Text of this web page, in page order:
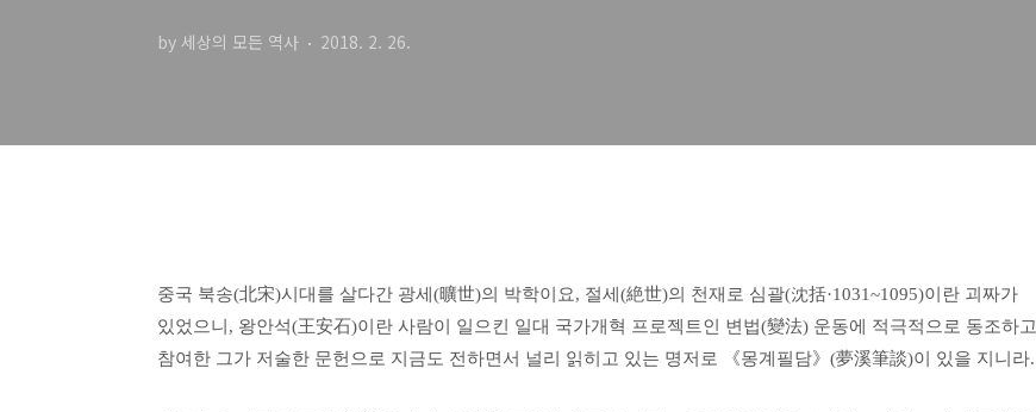
by 세상의 모든 역사 2018. 2. 26.
중국 북송(北宋)시대를 살다간 광세(曠世)의 박학이요, 절세(絶世)의 천재로 심괄(沈括·1031~1095)이란 괴짜가
있었으니, 왕안석(王安石)이란 사람이 일으킨 일대 국가개혁 프로젝트인 변법(變法) 운동에 적극적으로 동조하고
참여한 그가 저술한 문헌으로 지금도 전하면서 널리 읽히고 있는 명저로 《몽계필담》(夢溪筆談)이 있을 지니라.